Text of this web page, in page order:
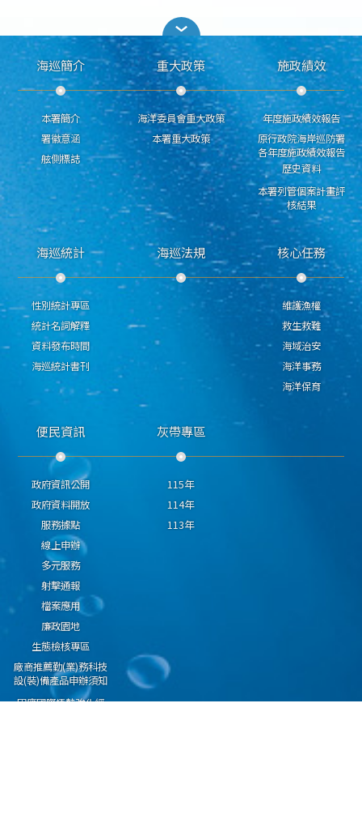
海巡簡介
本署簡介
署徽意涵
舷側標誌
重大政策
海洋委員會重大政策
本署重大政策
施政績效
年度施政績效報告
原行政院海岸巡防署
各年度施政績效報告
歷史資料
本署列管個案計畫評
核結果
海巡統計
性別統計專區
統計名詞解釋
資料發布時間
海巡統計書刊
海巡法規 核心任務
維護漁權
救生救難
海域治安
海洋事務
海洋保育
便民資訊
政府資訊公開
政府資料開放
服務據點
線上申辦
多元服務
射擊通報
檔案應用
廉政園地
生態檢核專區
廠商推薦勤(業)務科技
設(裝)備產品申辦須知
因應國際情勢強化經
灰帶專區
115年
114年
113年